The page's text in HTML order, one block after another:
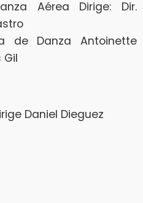
Aérea Dirige: Dir.
de Danza Antoinette
Gil
Daniel Dieguez